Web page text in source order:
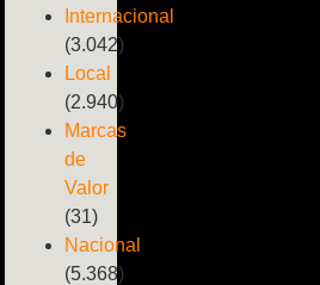
Internacional
(3.042)
Local
(2.940)
Marcas
de
Valor
(31)
Nacional
(5.368)